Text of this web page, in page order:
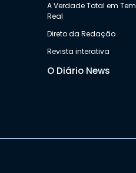
A Verdade Total em
Real
Direto da Redação
Revista interativa
O Diário News